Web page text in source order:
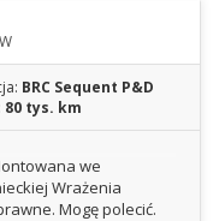
BRC Sequent P&D
80 tys. km
we
Wrażenia
Mogę polecić.